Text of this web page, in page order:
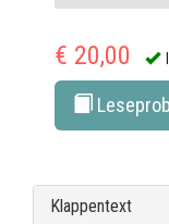
€ 20,00
Klappentext